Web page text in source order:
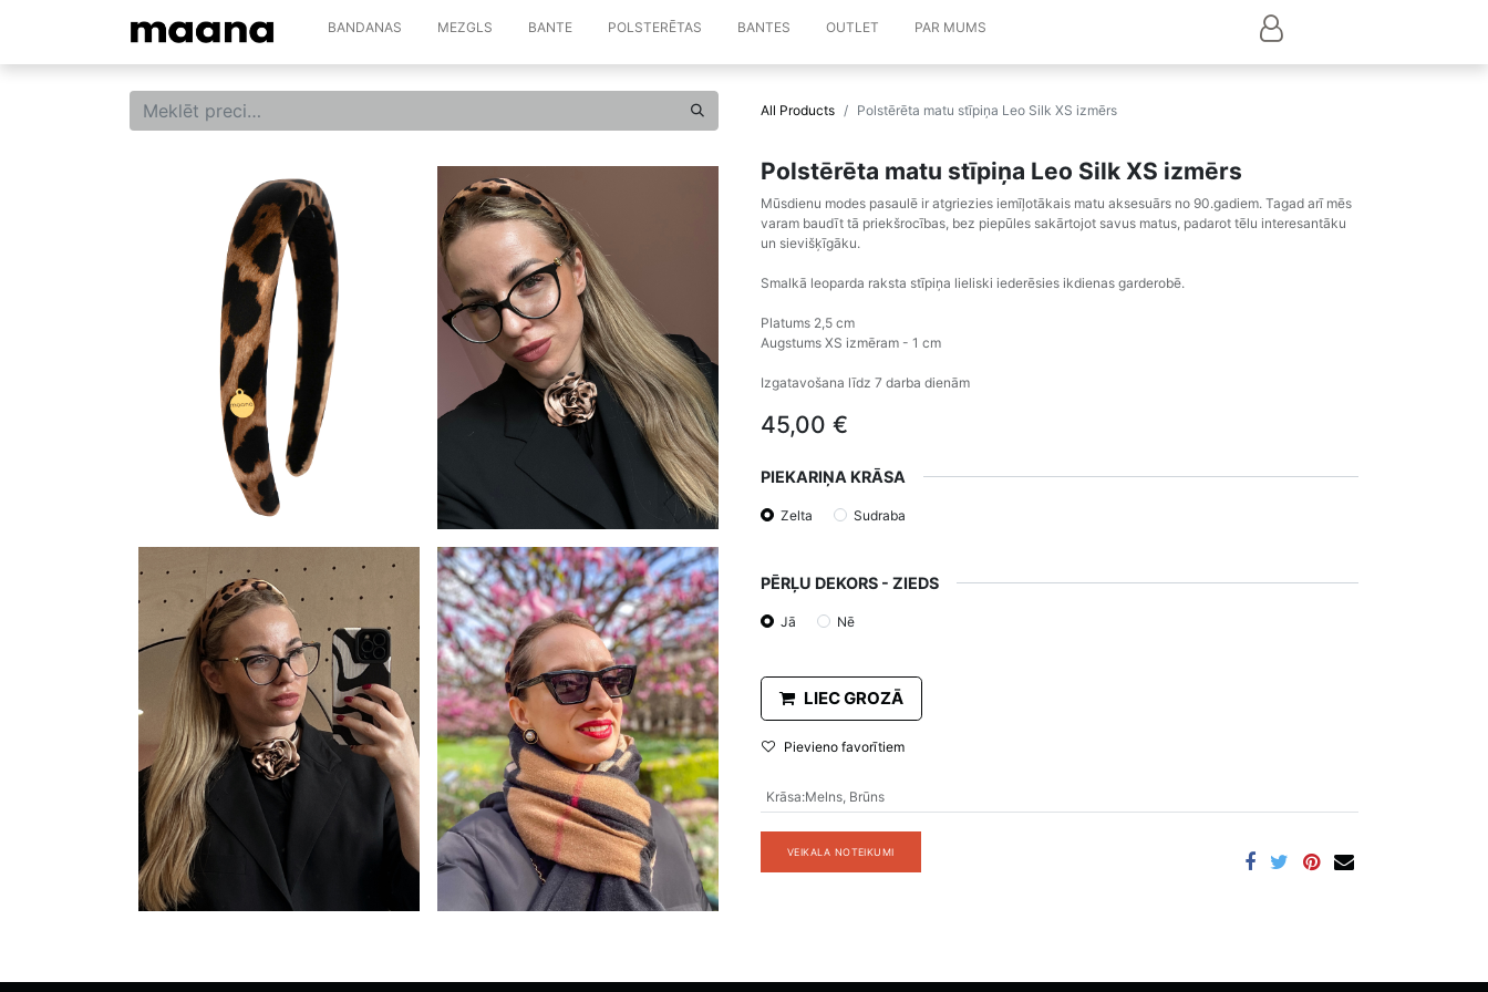
BANDANAS MEZGLS BANTE POLSTERĒTAS BANTES OUTLET PAR MUMS
All Products Polstērēta matu stīpiņa Leo Silk XS izmērs
Polstērēta matu stīpiņa Leo Silk XS izmērs
Mūsdienu modes pasaulē ir atgriezies iemīļotākais matu aksesuārs no 90.gadiem. Tagad arī mēs
varam baudīt tā priekšrocības, bez piepūles sakārtojot savus matus, padarot tēlu interesantāku
un sievišķīgāku.
Smalkā leoparda raksta stīpiņa lieliski iederēsies ikdienas garderobē.
Platums 2,5 cm
Augstums XS izmēram - 1 cm
Izgatavošana līdz 7 darba dienām
45,00 €
PIEKARIŅA KRĀSA
Zelta Sudraba
PĒRĻU DEKORS - ZIEDS
Jā Nē
LIEC GROZĀ
Pievieno favorītiem
Krāsa:Melns, Brūns
VEIKALA NOTEIKUMI